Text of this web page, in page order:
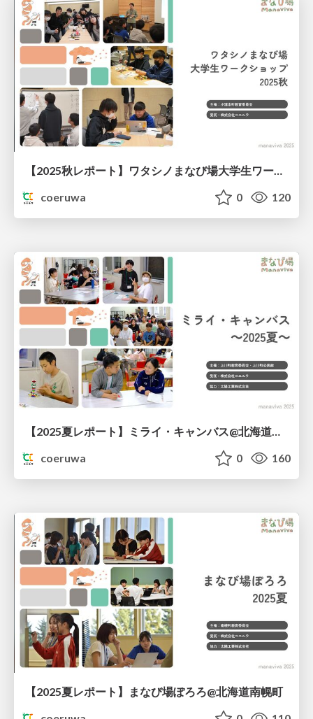
【2025秋レポート】ワタシノまなび場大学生ワークショップ@北海道小清水町
coeruwa
0 120
【2025夏レポート】ミライ・キャンバス@北海道上川町
coeruwa
0 160
【2025夏レポート】まなび場ぽろろ@北海道南幌町